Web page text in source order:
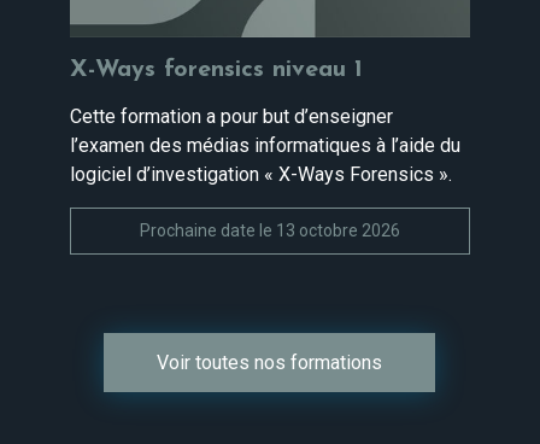
X-Ways forensics niveau 1
Cette formation a pour but d’enseigner
l’examen des médias informatiques à l’aide du
logiciel d’investigation « X-Ways Forensics ».
Prochaine date le 13 octobre 2026
Voir toutes nos formations